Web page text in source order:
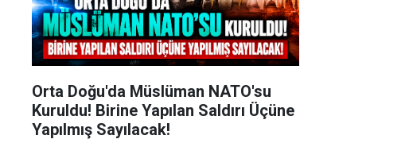
Orta Doğu'da Müslüman NATO'su
Kuruldu! Birine Yapılan Saldırı Üçüne
Yapılmış Sayılacak!